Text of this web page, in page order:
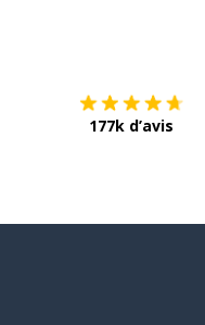
177k d’avis